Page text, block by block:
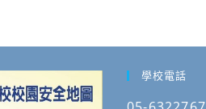
學校電話